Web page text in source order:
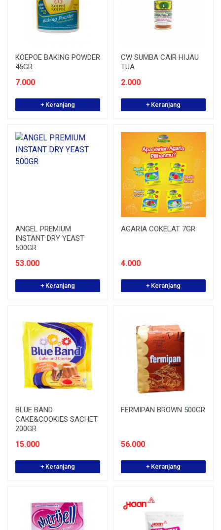
KOEPOE BAKING POWDER
45GR
7.000
+ Keranjang
CW SUMBA CAIR HIJAU
TUA
2.000
+ Keranjang
ANGEL PREMIUM
INSTANT DRY YEAST
500GR
53.000
+ Keranjang
AGARIA COKELAT 7GR
4.000
+ Keranjang
BLUE BAND
CAKE&COOKIES SACHET
200GR
15.000
+ Keranjang
FERMIPAN BROWN 500GR
56.000
+ Keranjang